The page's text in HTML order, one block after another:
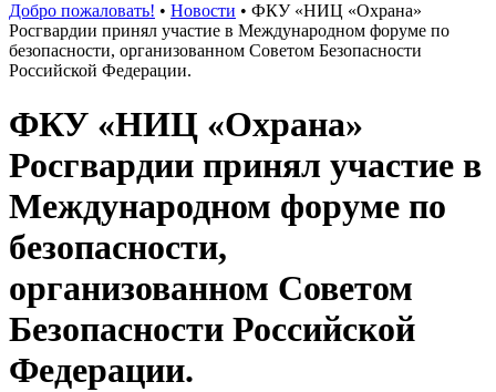
Добро пожаловать! • Новости • ФКУ «НИЦ «Охрана»
Росгвардии принял участие в Международном форуме по
безопасности, организованном Советом Безопасности
Российской Федерации.
ФКУ «НИЦ «Охрана»
Росгвардии принял участие в
Международном форуме по
безопасности,
организованном Советом
Безопасности Российской
Федерации.